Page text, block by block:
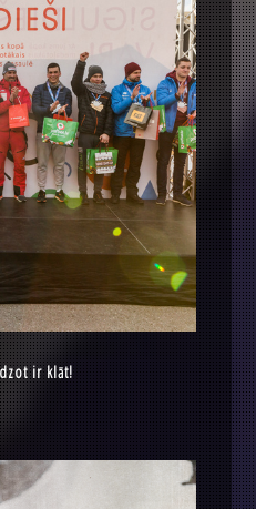
ir klāt!